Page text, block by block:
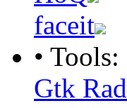
faceit
• Tools:
Gtk